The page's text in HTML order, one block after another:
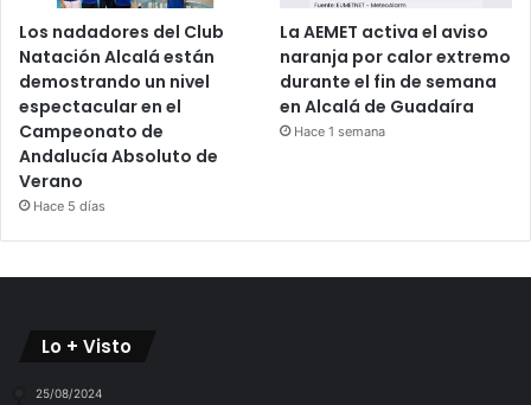
Los nadadores del Club
Natación Alcalá están
demostrando un nivel
espectacular en el
Campeonato de
Andalucía Absoluto de
Verano
Hace 5 días
La AEMET activa el aviso
naranja por calor extremo
durante el fin de semana
en Alcalá de Guadaíra
Hace 1 semana
Lo + Visto
25/08/2024